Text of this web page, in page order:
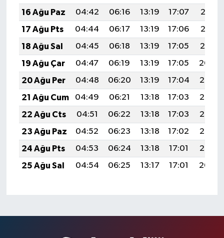
16 Ağu Paz
04:42 06:16 13:19 17:07
20:13
17 Ağu Pts
04:44 06:17 13:19 17:06
20:12
18 Ağu Sal
04:45 06:18 13:19 17:05
20:10
19 Ağu Çar
04:47 06:19 13:19 17:05
20:09
20 Ağu Per
04:48 06:20 13:19 17:04
20:07
21 Ağu Cum
04:49 06:21 13:18 17:03
20:06
22 Ağu Cts
04:51 06:22 13:18 17:03
20:05
23 Ağu Paz
04:52 06:23 13:18 17:02
20:03
24 Ağu Pts
04:53 06:24 13:18 17:01
20:02
25 Ağu Sal
04:54 06:25 13:17 17:01 20:00